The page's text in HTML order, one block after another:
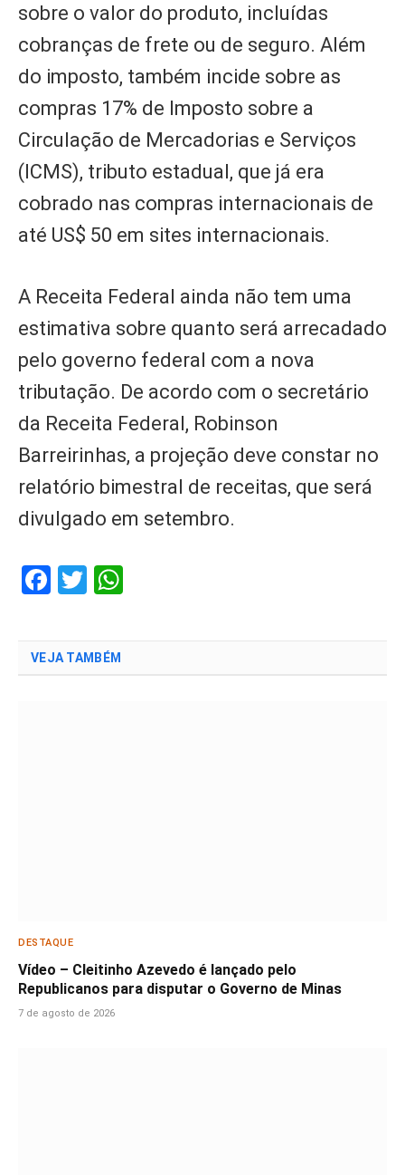
sobre o valor do produto, incluídas
cobranças de frete ou de seguro. Além
do imposto, também incide sobre as
compras 17% de Imposto sobre a
Circulação de Mercadorias e Serviços
(ICMS), tributo estadual, que já era
cobrado nas compras internacionais de
até US$ 50 em sites internacionais.
A Receita Federal ainda não tem uma
estimativa sobre quanto será arrecadado
pelo governo federal com a nova
tributação. De acordo com o secretário
da Receita Federal, Robinson
Barreirinhas, a projeção deve constar no
relatório bimestral de receitas, que será
divulgado em setembro.
Facebook
Twitter
VEJA TAMBÉM
DESTAQUE
Vídeo – Cleitinho Azevedo é lançado pelo
Republicanos para disputar o Governo de Minas
7 de agosto de 2026